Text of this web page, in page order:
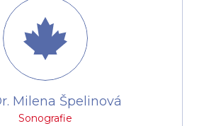
Milena Špelinová
Sonografie